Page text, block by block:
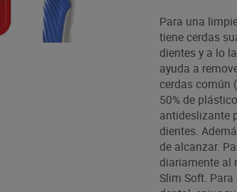
Para una
tiene cerdas
dientes y a lo
ayuda a
cerdas común
50% de
antideslizante
dientes.
de alcanzar.
diariamente al
Slim Soft.